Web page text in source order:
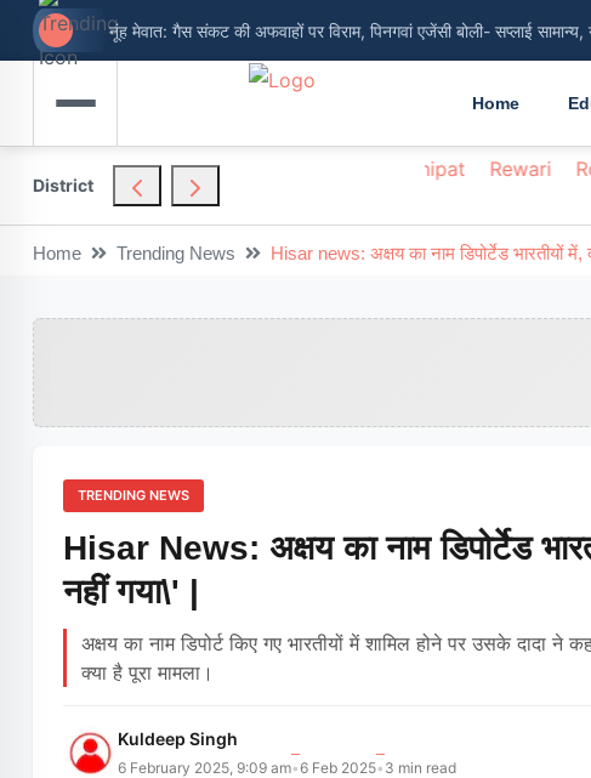
नूंह मेवात: गैस संकट की अफवाहों पर विराम, पिनगवां एजेंसी बोली- सप्लाई
Home
District
Nuh Palwal Panipat Rewari
Home Trending News Hisar news: अक्षय का नाम डिपोर्टेड भारतीयों में,
TRENDING NEWS
Hisar News: अक्षय का नाम डिपोर्टेड
नहीं गया\' |
अक्षय का नाम डिपोर्ट किए गए भारतीयों में शामिल होने पर उसके दादा
क्या है पूरा मामला।
Kuldeep Singh
6 February 2025, 9:09 am•6 Feb 2025• 3 min read